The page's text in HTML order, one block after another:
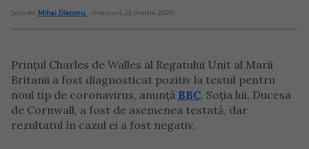
Scris de: Mihai Diaconu - miercuri, 25 martie 2020
Prințul Charles de Walles al Regatului Unit al Marii
Britanii a fost diagnosticat pozitiv la testul pentru
noul tip de coronavirus, anunță BBC. Soția lui, Ducesa
de Cornwall, a fost de asemenea testată, dar
rezultatul în cazul ei a fost negativ.